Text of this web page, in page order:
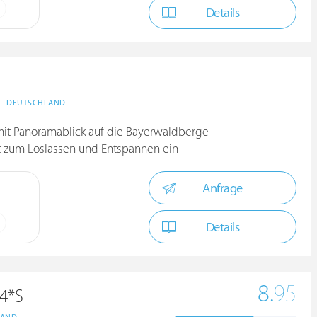
Details
DEUTSCHLAND
Panoramablick auf die Bayerwaldberge
Loslassen und Entspannen ein
Anfrage
Details
8.95